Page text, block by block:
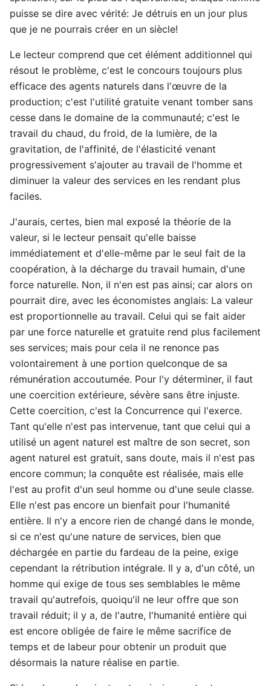
puisse se dire avec vérité: Je détruis en un jour plus
que je ne pourrais créer en un siècle!
Le lecteur comprend que cet élément additionnel qui
résout le problème, c'est le concours toujours plus
efficace des agents naturels dans l'œuvre de la
production; c'est l'utilité gratuite venant tomber sans
cesse dans le domaine de la communauté; c'est le
travail du chaud, du froid, de la lumière, de la
gravitation, de l'affinité, de l'élasticité venant
progressivement s'ajouter au travail de l'homme et
diminuer la valeur des services en les rendant plus
faciles.
J'aurais, certes, bien mal exposé la théorie de la
valeur, si le lecteur pensait qu'elle baisse
immédiatement et d'elle-même par le seul fait de la
coopération, à la décharge du travail humain, d'une
force naturelle. Non, il n'en est pas ainsi; car alors on
pourrait dire, avec les économistes anglais: La valeur
est proportionnelle au travail. Celui qui se fait aider
par une force naturelle et gratuite rend plus facilement
ses services; mais pour cela il ne renonce pas
volontairement à une portion quelconque de sa
rémunération accoutumée. Pour l'y déterminer, il faut
une coercition extérieure, sévère sans être injuste.
Cette coercition, c'est la Concurrence qui l'exerce.
Tant qu'elle n'est pas intervenue, tant que celui qui a
utilisé un agent naturel est maître de son secret, son
agent naturel est gratuit, sans doute, mais il n'est pas
encore commun; la conquête est réalisée, mais elle
l'est au profit d'un seul homme ou d'une seule classe.
Elle n'est pas encore un bienfait pour l'humanité
entière. Il n'y a encore rien de changé dans le monde,
si ce n'est qu'une nature de services, bien que
déchargée en partie du fardeau de la peine, exige
cependant la rétribution intégrale. Il y a, d'un côté, un
homme qui exige de tous ses semblables le même
travail qu'autrefois, quoiqu'il ne leur offre que son
travail réduit; il y a, de l'autre, l'humanité entière qui
est encore obligée de faire le même sacrifice de
temps et de labeur pour obtenir un produit que
désormais la nature réalise en partie.